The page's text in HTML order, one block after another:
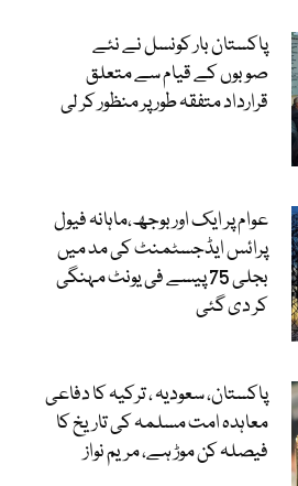
پاکستان بار کونسل نے نئے
صوبوں کے قیام سے متعلق
قرارداد متفقہ طور پر منظور کر لی
عوام پر ایک اور بوجھ،ماہانہ فیول
پرائس ایڈجسٹمنٹ کی مد میں
بجلی 75 پیسے فی یونٹ مہنگی
کر دی گئی
پاکستان، سعودیہ ، ترکیہ کا دفاعی
معاہدہ امت مسلمہ کی تاریخ کا
فیصلہ کن موڑ ہے، مریم نواز